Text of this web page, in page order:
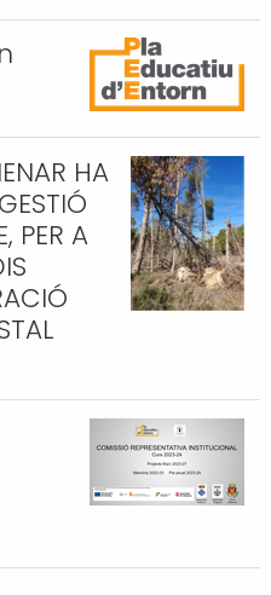
HA
PER A